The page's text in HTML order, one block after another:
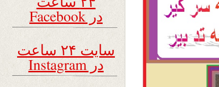
در Facebook
سایت ۲۴ ساعت
در Instagram